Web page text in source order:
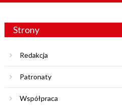
Strony
Redakcja
Patronaty
Współpraca